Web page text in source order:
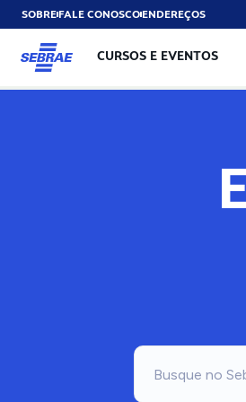
SOBREFALE CONOSCOENDEREÇOS
CURSOS E EVENTOS